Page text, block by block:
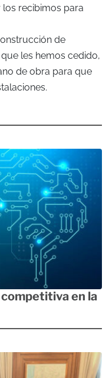
recibimos para
de
les hemos cedido,
de obra para que
en la